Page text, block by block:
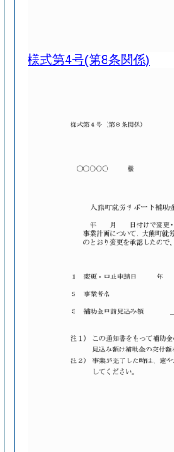
様式第4号(第8条関係)